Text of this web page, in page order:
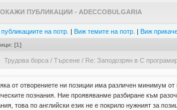
ПУБЛИКАЦИИ - ADECCOBULGARIA
на потр. | Виж темите на потр. | Виж
[1]
Трудова борса / Търсене/ Re: Заподозрян в С
от отворениете ни позиции има различен минимум
познания. Ние проявяванме разбиране към
това по английски език не е покрило нужният за